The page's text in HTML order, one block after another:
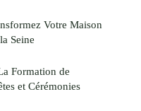
Votre Maison
Seine
Formation de
et Cérémonies